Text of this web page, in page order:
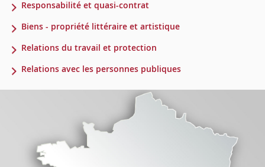
Responsabilité et quasi-contrat
Biens - propriété littéraire et artistique
Relations du travail et protection
Relations avec les personnes publiques